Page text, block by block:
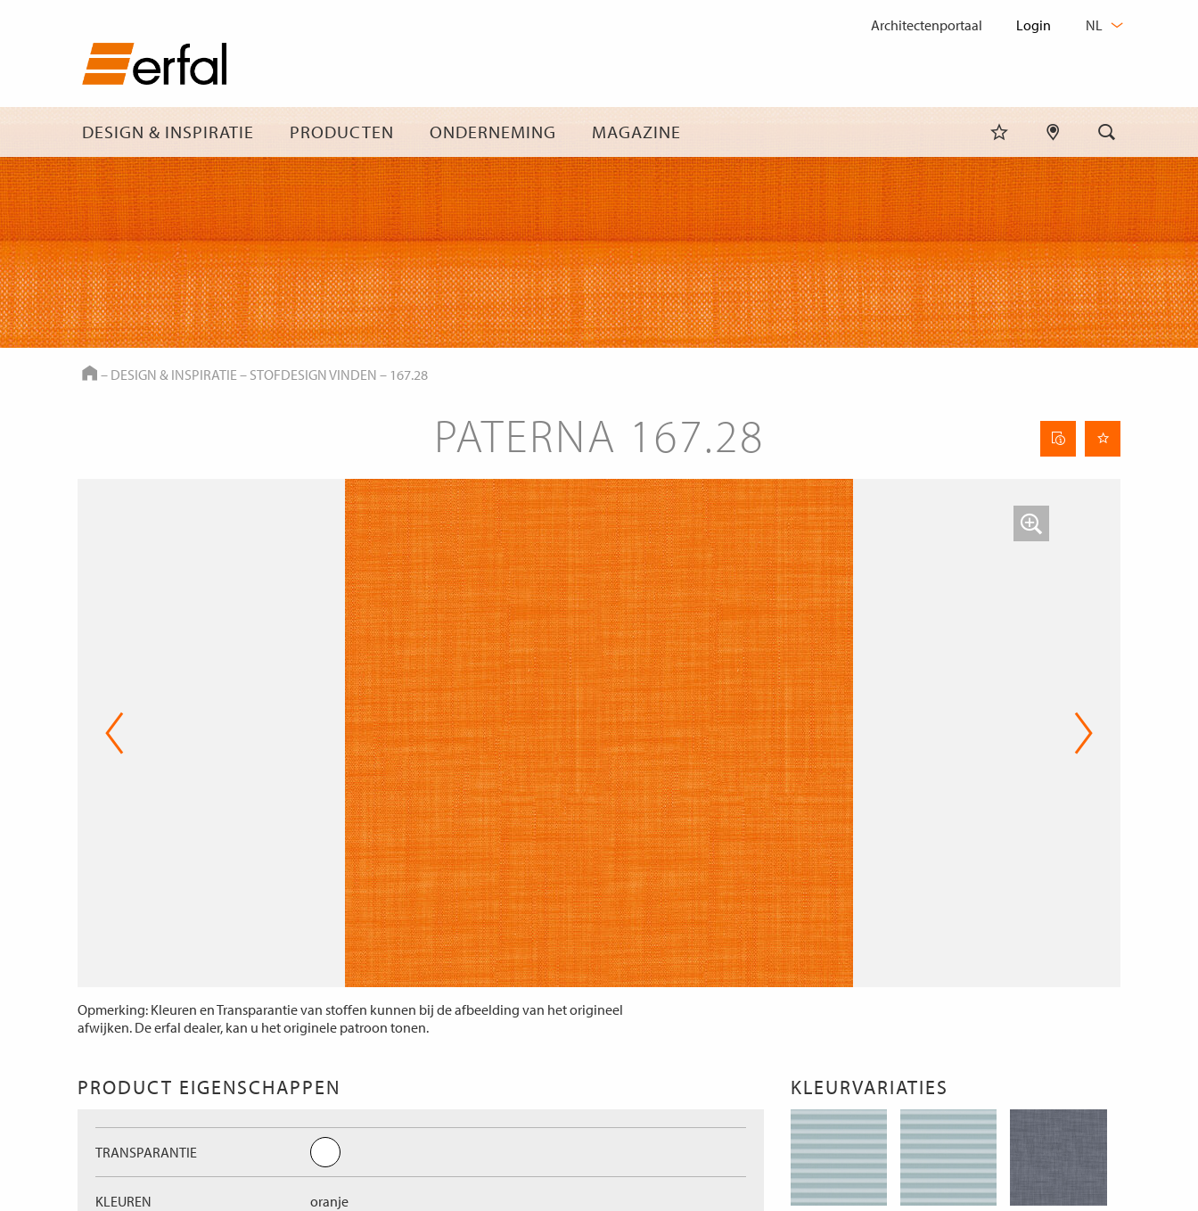
DESIGN & INSPIRATIE PRODUCTEN ONDERNEMING MAGAZINE
Architectenportaal
WIJZIGEN
NL
HOME
– DESIGN & INSPIRATIE– STOFDESIGN VINDEN – 167.28
PATERNA 167.28 Stofinformatieblad
Opmerking: Kleuren en Transparantie van stoffen kunnen bij de afbeelding van het origineel
afwijken. De erfal dealer, kan u het originele patroon tonen.
PRODUCT EIGENSCHAPPEN
TRANSPARANTIE
KLEUREN oranje
KLEURVARIATIES